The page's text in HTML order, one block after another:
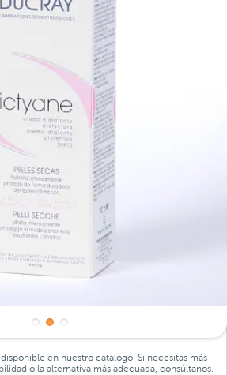
en nuestro catálogo. Si necesitas más
o la alternativa más adecuada, consúltanos.